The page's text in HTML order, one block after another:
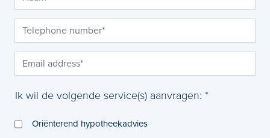
Ik wil de volgende service(s) aanvragen: *
Oriënterend hypotheekadvies